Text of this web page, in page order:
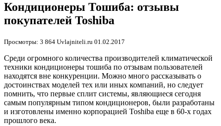
Кондиционеры Тошиба: отзывы
покупателей Toshiba
Просмотры: 3 864 Uvlajniteli.ru 01.02.2017
Среди огромного количества производителей климатической
техники кондиционеры тошиба по отзывам пользователей
находятся вне конкуренции. Можно много рассказывать о
достоинствах моделей тех или иных компаний, но следует
помнить, что первые сплит системы, являющиеся сегодня
самым популярным типом кондиционеров, были разработаны
и изготовлены именно корпорацией Toshiba еще в 60-х годах
прошлого века.